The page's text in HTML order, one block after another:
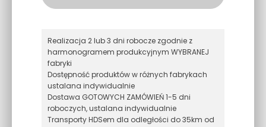
Realizacja 2 lub 3 dni robocze zgodnie z
harmonogramem produkcyjnym WYBRANEJ
fabryki
Dostępność produktów w różnych fabrykach
ustalana indywidualnie
Dostawa GOTOWYCH ZAMÓWIEŃ 1-5 dni
roboczych, ustalana indywidualnie
Transporty HDSem dla odległości do 35km od